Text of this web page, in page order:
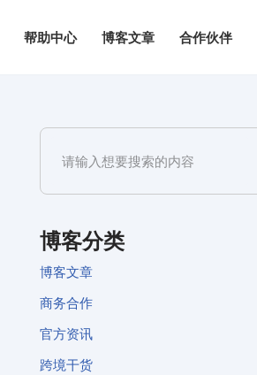
帮助中心 博客文章 合作伙伴
博客分类
博客文章
商务合作
官方资讯
跨境干货